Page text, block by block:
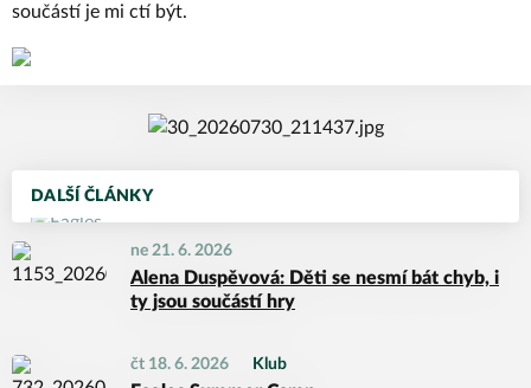
DALŠÍ ČLÁNKY
ne 21. 6. 2026
Alena Duspěvová: Děti se nesmí bát chyb, i
ty jsou součástí hry
čt 18. 6. 2026 Klub
součástí je mi ctí být.